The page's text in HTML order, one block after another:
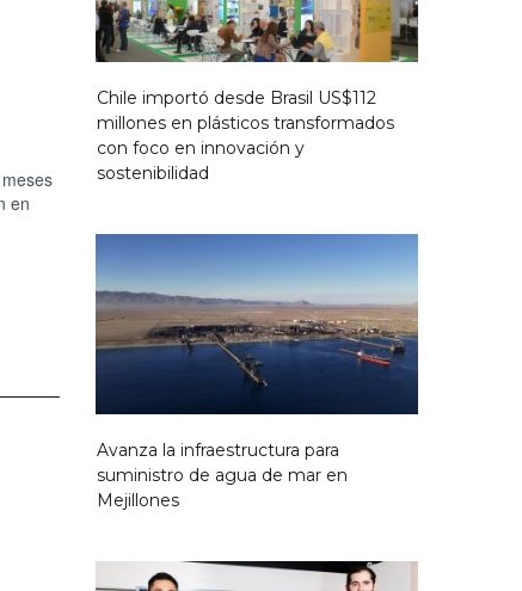
en
Chile importó desde Brasil US$112
millones en plásticos transformados
con foco en innovación y
sostenibilidad
Avanza la infraestructura para
suministro de agua de mar en
Mejillones